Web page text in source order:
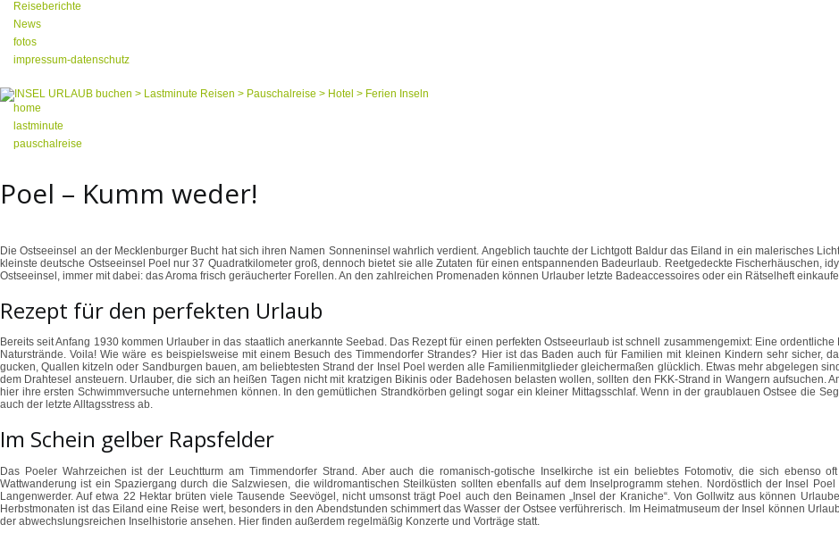
Reiseberichte
News
fotos
impressum-datenschutz
home
lastminute
pauschalreise
Poel – Kumm weder!
Die Ostseeinsel an der Mecklenburger Bucht hat sich ihren Namen Sonneninsel wahrlich verdient. Angeblich tauchte der Lichtgott Baldur das Eiland in ein malerisches
kleinste deutsche Ostseeinsel Poel nur 37 Quadratkilometer groß, dennoch bietet sie alle Zutaten für einen entspannenden Badeurlaub. Reetgedeckte Fischerhäuschen,
Ostseeinsel, immer mit dabei: das Aroma frisch geräucherter Forellen. An den zahlreichen Promenaden können Urlauber letzte Badeaccessoires oder ein Rätselheft
Rezept für den perfekten Urlaub
Bereits seit Anfang 1930 kommen Urlauber in das staatlich anerkannte Seebad. Das Rezept für einen perfekten Ostseeurlaub ist schnell zusammengemixt: Eine
Naturstrände. Voila! Wie wäre es beispielsweise mit einem Besuch des Timmendorfer Strandes? Hier ist das Baden auch für Familien mit kleinen Kindern sehr sicher,
gucken, Quallen kitzeln oder Sandburgen bauen, am beliebtesten Strand der Insel Poel werden alle Familienmitglieder gleichermaßen glücklich. Etwas mehr abgelegen
dem Drahtesel ansteuern. Urlauber, die sich an heißen Tagen nicht mit kratzigen Bikinis oder Badehosen belasten wollen, sollten den FKK-Strand in Wangern aufsuchen.
hier ihre ersten Schwimmversuche unternehmen können. In den gemütlichen Strandkörben gelingt sogar ein kleiner Mittagsschlaf. Wenn in der graublauen Ostsee die
auch der letzte Alltagsstress ab.
Im Schein gelber Rapsfelder
Das Poeler Wahrzeichen ist der Leuchtturm am Timmendorfer Strand. Aber auch die romanisch-gotische Inselkirche ist ein beliebtes Fotomotiv, die sich ebenso
Wattwanderung ist ein Spaziergang durch die Salzwiesen, die wildromantischen Steilküsten sollten ebenfalls auf dem Inselprogramm stehen. Nordöstlich der Insel
Langenwerder. Auf etwa 22 Hektar brüten viele Tausende Seevögel, nicht umsonst trägt Poel auch den Beinamen „Insel der Kraniche“. Von Gollwitz aus können
Herbstmonaten ist das Eiland eine Reise wert, besonders in den Abendstunden schimmert das Wasser der Ostsee verführerisch. Im Heimatmuseum der Insel können
der abwechslungsreichen Inselhistorie ansehen. Hier finden außerdem regelmäßig Konzerte und Vorträge statt.